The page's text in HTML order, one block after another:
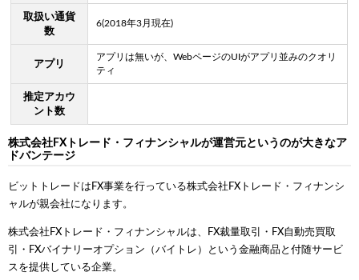
取扱い通貨
数
6(2018年3月現在)
アプリ
アプリは無いが、WebページのUIがアプリ並みのクオリ
ティ
推定アカウ
ント数
株式会社FXトレード・フィナンシャルが運営元というのが大きなア
ドバンテージ
ビットトレードはFX事業を行っている株式会社FXトレード・フィナンシ
ャルが親会社になります。
株式会社FXトレード・フィナンシャルは、FX裁量取引・FX自動売買取
引・FXバイナリーオプション（バイトレ）という金融商品と付随サービ
スを提供している企業。